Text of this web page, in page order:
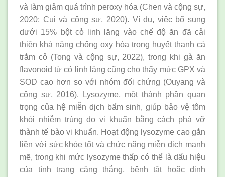
và làm giảm quá trình peroxy hóa (Chen và cộng sự,
2020; Cui và cộng sự, 2020). Ví dụ, việc bổ sung
dưới 15% bột cỏ linh lăng vào chế độ ăn đã cải
thiện khả năng chống oxy hóa trong huyết thanh cá
trắm cỏ (Tong và cộng sự, 2022), trong khi gà ăn
flavonoid từ cỏ linh lăng cũng cho thấy mức GPX và
SOD cao hơn so với nhóm đối chứng (Ouyang và
cộng sự, 2016). Lysozyme, một thành phần quan
trọng của hệ miễn dịch bẩm sinh, giúp bảo vệ tôm
khỏi nhiễm trùng do vi khuẩn bằng cách phá vỡ
thành tế bào vi khuẩn. Hoạt động lysozyme cao gắn
liền với sức khỏe tốt và chức năng miễn dịch mạnh
mẽ, trong khi mức lysozyme thấp có thể là dấu hiệu
của tình trạng căng thẳng, bệnh tật hoặc dinh